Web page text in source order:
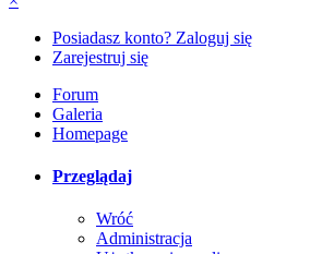
Posiadasz konto? Zaloguj się
Zarejestruj się
Forum
Galeria
Homepage
Przeglądaj
Wróć
Administracja